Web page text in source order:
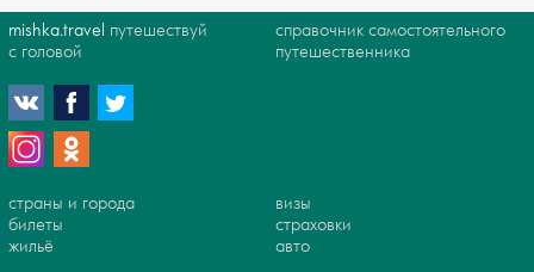
mishka.travel путешествуй
с головой
справочник самостоятельного
путешественника
страны и города
билеты
жильё
визы
страховки
авто